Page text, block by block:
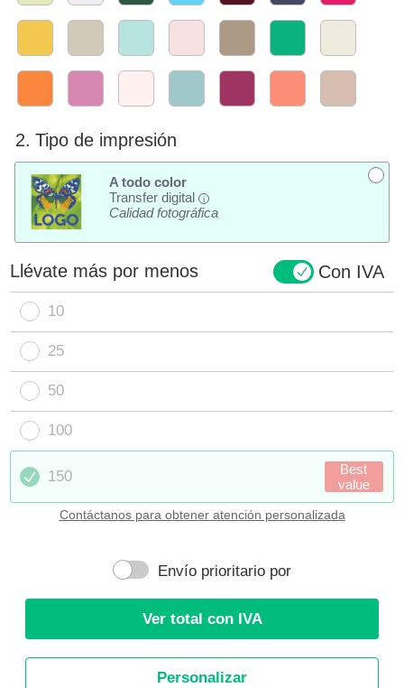
2. Tipo de impresión
A todo color
Transfer digital
i
Calidad fotográfica
Llévate más por menos Con IVA
10
25
50
100
150
Best
value
Contáctanos para obtener atención personalizada
Envío prioritario por
Ver total con IVA
Personalizar